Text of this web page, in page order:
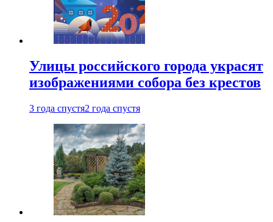
Улицы российского города украсят
изображениями собора без крестов
3 года спустя2 года спустя